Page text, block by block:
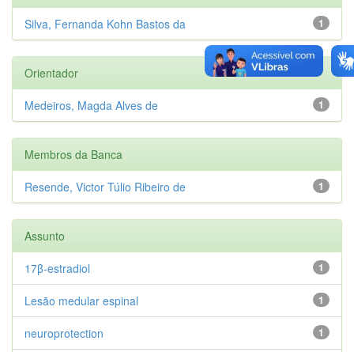
1
Silva, Fernanda Kohn Bastos da
Orientador
1
Medeiros, Magda Alves de
Membros da Banca
1
Resende, Victor Túlio Ribeiro de
Assunto
1
17β-estradiol
1
Lesão medular espinal
1
neuroprotection